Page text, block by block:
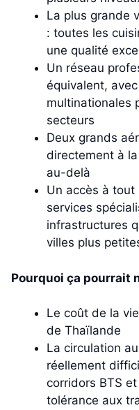
La plus grande
: toutes les
une qualité
Un réseau
équivalent,
multinationales
secteurs
Deux grands
directement à
au-delà
Un accès à tout
services
infrastructures
villes plus
Pourquoi ça pourrait
Le coût de la
de Thaïlande
La circulation
réellement
corridors BTS
tolérance aux